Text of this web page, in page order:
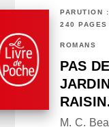
PARUTION
240 PAGES
ROMANS
PAS
M. C.